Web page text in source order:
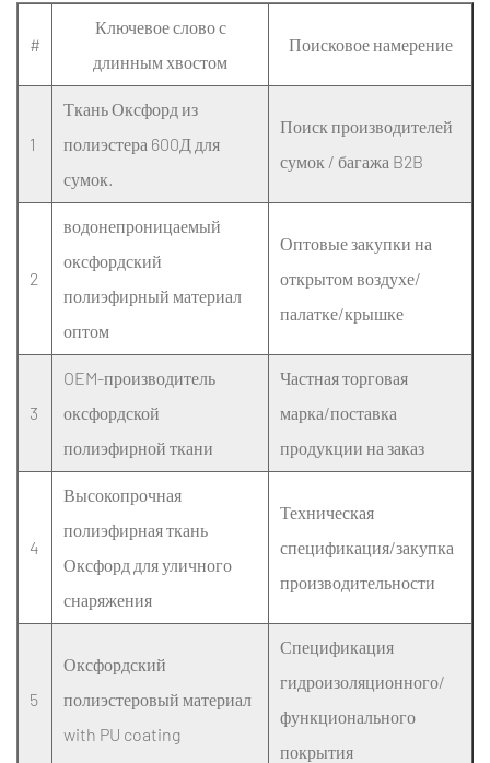
Система
Денье
инженерное
значение
пряжи
влияние
на
свойства
Оксфорд
Раздел
Архитектура
переплетения
Оксфордский
#
Ключевое слово с
длинным хвостом
Поисковое намерение
1
Ткань Оксфорд из
полиэстера 600Д для
сумок.
Поиск производителей
сумок / багажа B2B
2
водонепроницаемый
оксфордский
полиэфирный материал
оптом
Оптовые закупки на
открытом воздухе/
палатке/крышке
3
OEM-производитель
оксфордской
полиэфирной ткани
Частная торговая
марка/поставка
продукции на заказ
4
Высокопрочная
полиэфирная ткань
Оксфорд для уличного
снаряжения
Техническая
спецификация/закупка
производительности
5
Оксфордский
полиэстеровый материал
with PU coating
Спецификация
гидроизоляционного/
функционального
покрытия